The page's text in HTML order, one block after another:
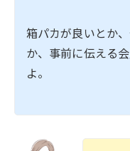
箱パカが良いとか
か、事前に伝える
よ。